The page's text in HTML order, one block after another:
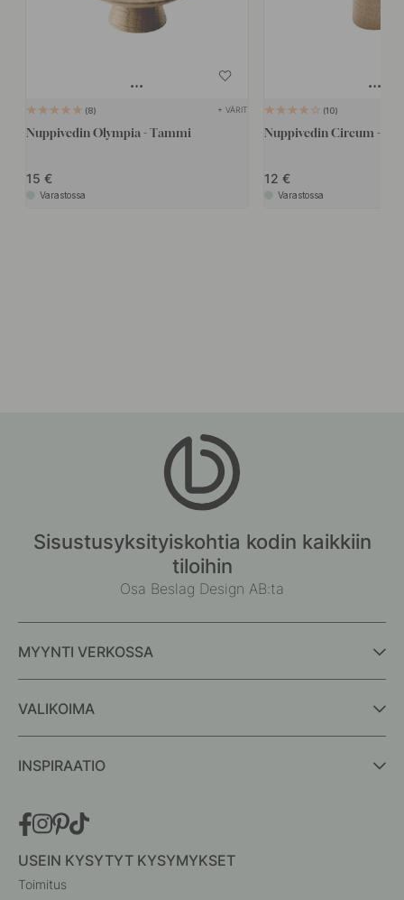
8 + VÄRIT
Nuppivedin Olympia - Tammi
15
Varastossa
10
Nuppivedin Circum -
12
Varastossa
Sisustusyksityiskohtia kodin kaikkiin
tiloihin
Osa Beslag Design AB:ta
MYYNTI VERKOSSA
VALIKOIMA
INSPIRAATIO
USEIN KYSYTYT KYSYMYKSET
Toimitus